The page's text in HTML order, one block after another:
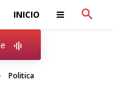
INICIO
Politica